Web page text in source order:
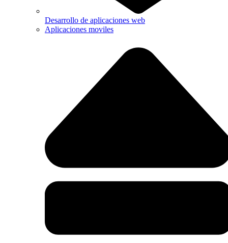
Desarrollo de aplicaciones web
Aplicaciones moviles